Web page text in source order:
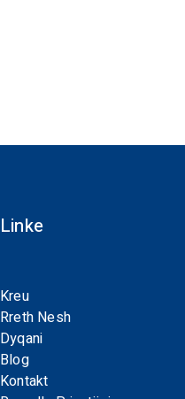
Linke
Kreu
Rreth Nesh
Dyqani
Blog
Kontakt